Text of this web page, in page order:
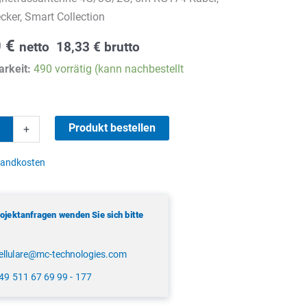
Smart Collection
€ netto 18,33 € brutto
490 vorrätig (kann nachbestellt
+ Produkt bestellen
wenden Sie sich bitte
technologies.com
511 67 69 99 - 177